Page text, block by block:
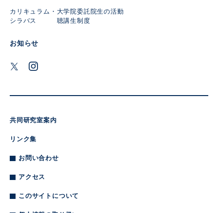
カリキュラム・
シラバス
大学院委託
聴講生制度
院生の活動
お知らせ
共同研究室案内
リンク集
お問い合わせ
アクセス
このサイトについて